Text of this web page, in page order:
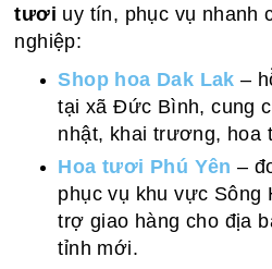
tươi uy tín, phục vụ nhanh
nghiệp:
Shop hoa Dak Lak –
tại xã Đức Bình, cung
nhật, khai trương, hoa
Hoa tươi Phú Yên –
phục vụ khu vực Sông
trợ giao hàng cho địa
tỉnh mới.